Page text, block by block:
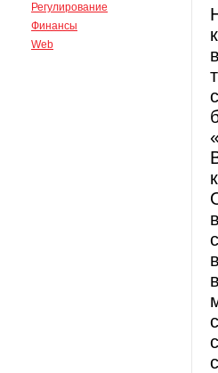
Регулирование
Финансы
Web